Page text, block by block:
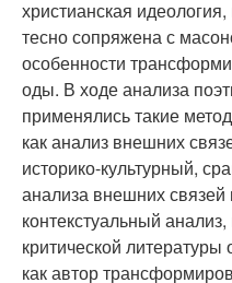
христианская
тесно сопряжена с
особенности
оды. В ходе анализа
применялись такие
как анализ внешних
историко-культурный,
анализа внешних связей
контекстуальный
критической
как автор